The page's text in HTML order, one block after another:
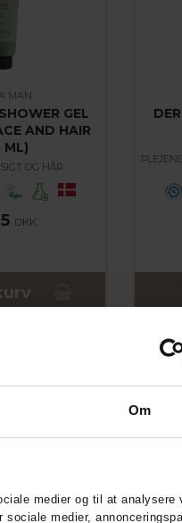
Om
medier og til at analysere
medier,
MAN
GEL
AND HAIR
ML)
OG HÅR
DKK
(150 ML)